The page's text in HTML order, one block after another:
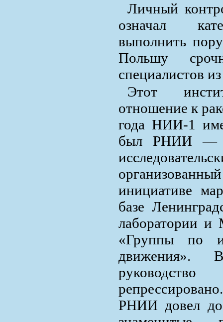
Личный
означал
выполнить
Польшу
специалистов
Этот
отношение к
года НИИ-1
был РНИИ —
инициативе
базе
лаборатории
«Группы по
движения».
РНИИ довел до